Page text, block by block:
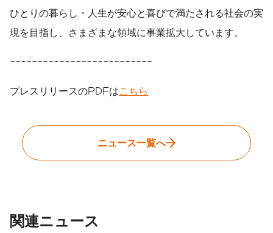
ひとりの暮らし・人生が安心と喜びで満たされる社会の実
現を目指し、さまざまな領域に事業拡大しています。
--------------------------
プレスリリースのPDFはこちら
ニュース一覧へ
関連ニュース